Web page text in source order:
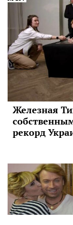
Железная
рекорд